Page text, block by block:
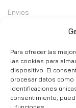
Para ofrecer las
las cookies para
dispositivo. El
procesar datos
identificaciones
consentimiento,
Envios
Contacto
C/ Telera de